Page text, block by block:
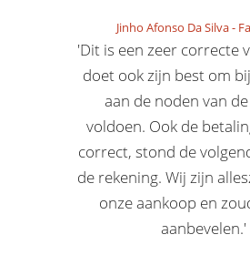
Jinho Afonso Da Silva-
'Dit is een zeer correcte
doet ook zijn best om
aan de noden van
voldoen. Ook de
correct, stond de
de rekening. Wij zijn
onze aankoop en
aanbevelen.'